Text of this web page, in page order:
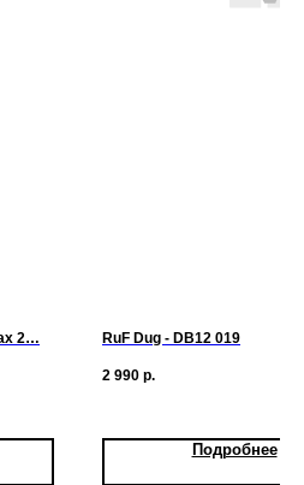
2…
RuF Dug - DB12 019
2 990 р.
Подробнее